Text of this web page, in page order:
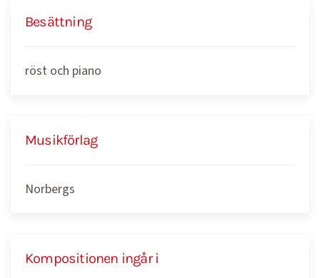
Besättning
röst och piano
Musikförlag
Norbergs
Kompositionen ingår i